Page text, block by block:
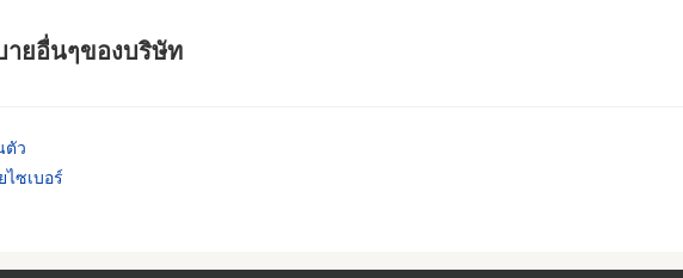
ยอื่นๆของบริษัท
ตัว
ซเบอร์